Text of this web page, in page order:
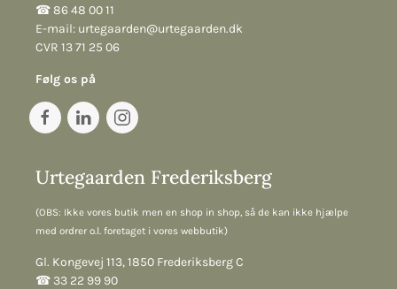
☎︎ 86 48 00 11
E-mail: urtegaarden@urtegaarden.dk
CVR 13 71 25 06
Følg os på
Urtegaarden Frederiksberg
(OBS: Ikke vores butik men en shop in shop, så de kan ikke hjælpe
med ordrer o.l. foretaget i vores webbutik)
Gl. Kongevej 113, 1850 Frederiksberg C
☎︎ 33 22 99 90